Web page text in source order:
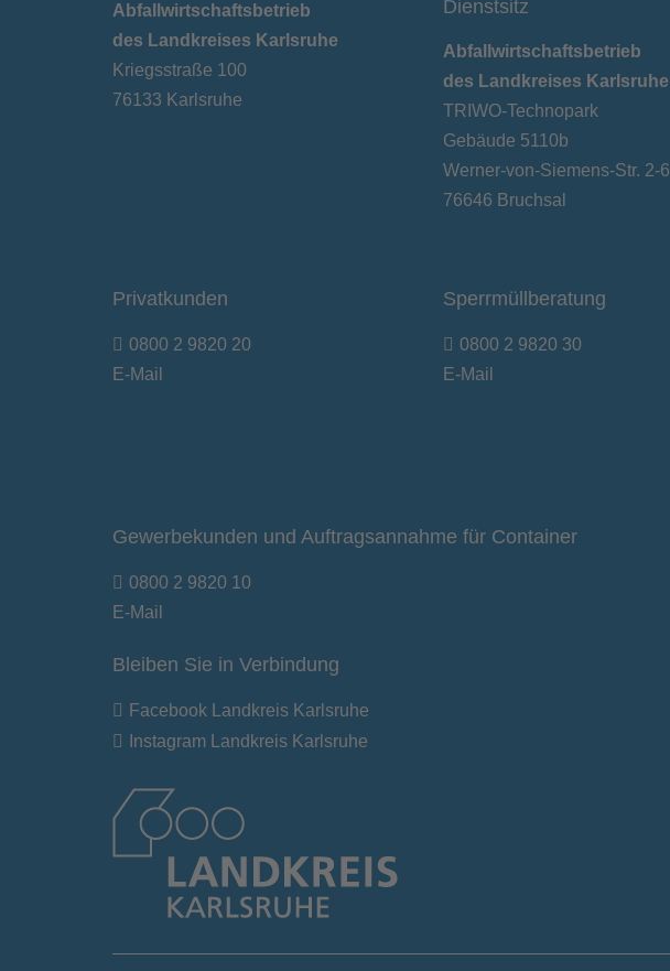
Abfallwirtschaftsbetrieb
des Landkreises Karlsruhe
Kriegsstraße 100
76133 Karlsruhe
Dienstsitz
Abfallwirtschaftsbetrieb
des Landkreises Karlsruhe
TRIWO-Technopark
Gebäude 5110b
Werner-von-Siemens-Str. 2-6
76646 Bruchsal
Privatkunden
0800 2 9820 20
E-Mail
Sperrmüllberatung
0800 2 9820 30
E-Mail
Gewerbekunden und Auftragsannahme für Container
0800 2 9820 10
E-Mail
Bleiben Sie in Verbindung
Facebook Landkreis Karlsruhe
Instagram Landkreis Karlsruhe